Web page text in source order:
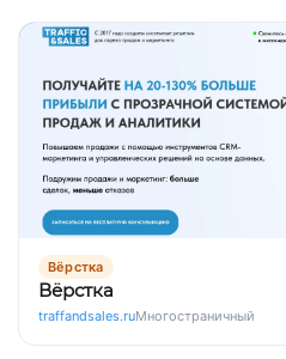
Вёрстка
Вёрстка
traffandsales.ruМногостраничный